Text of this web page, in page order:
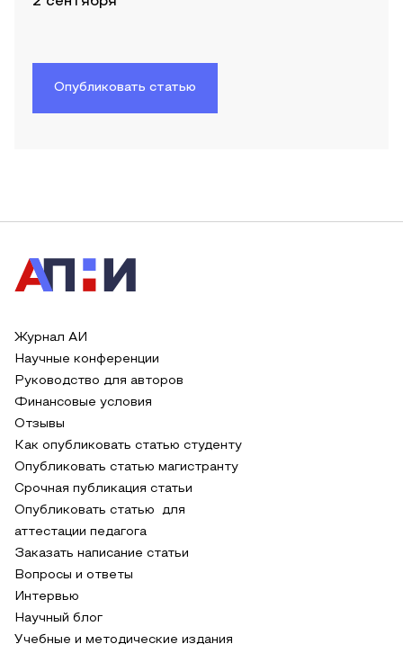
Опубликовать статью
Журнал АИ
Научные конференции
Руководство для авторов
Финансовые условия
Отзывы
Как опубликовать статью студенту
Опубликовать статью магистранту
Срочная публикация статьи
Опубликовать статью для
аттестации педагога
Заказать написание статьи
Вопросы и ответы
Интервью
Научный блог
Учебные и методические издания